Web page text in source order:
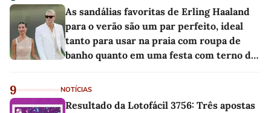
As sandálias favoritas de Erling Haaland
para o verão são um par perfeito, ideal
tanto para usar na praia com roupa de
banho quanto em uma festa com terno de
9 NOTÍCIAS
Resultado da Lotofácil 3756: Três apostas